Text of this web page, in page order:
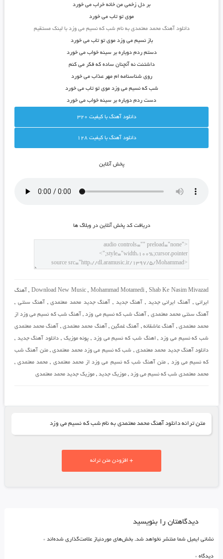
بر دل زخمی من خانه خراب می خورد
موی تو تاب می خورد
دانلود آهنگ محمد معتمدی به نام شب که نسیم می وزد با لینک مستقیم
باز نسیم می وزد موی تو تاب می خورد
دستم ردم دوباره بر سینه خواب می خورد
داشتنت نه آنچنان ساده که فکر می کنم
روی شناسنامه ام مهر عذاب می خورد
شب که نسیم می وزد موی تو تاب می خورد
دست ردم دوباره بر سینه خواب می خورد
دانلود آهنگ با کيفيت 320
دانلود آهنگ با کيفيت 128
پخش آنلاين
دريافت کد پخش آنلاين در وبلاگ ها
Download New Music, Mohammad Motamedi , Shab Ke Nasim Mivazad
, آهنگ
ایرانی, آهنگ ایرانی جدید , آهنگ جدید , آهنگ جدید محمد معتمدی, آهنگ سنتی ,
آهنگ سنتی محمد معتمدی , آهنگ شب که نسیم می وزد, آهنگ شب که نسیم می وزد از
محمد معتمدی , آهنگ عاشقانه, آهنگ غمگین, آهنگ محمد معتمدی, آهنگ محمد معتمدی
شب که نسیم می وزد,اهنگ شب که نسیم می وزد , پونه موزیک , دانلود آهنگ جدید ,
دانلود آهنگ جدید محمد معتمدی , شب که نسیم می وزد محمد معتمدی,متن آهنگ شب
که نسیم می وزد , متن آهنگ شب که نسیم می وزد از محمد معتمدی , محمد معتمدی,
محمد معتمدی شب که نسیم می وزد, موزیک جدید, موزیک جدید محمد معتمدی
متن ترانه دانلود آهنگ محمد معتمدی به نام شب که نسیم می وزد
+ افزودن متن ترانه
دیدگاهتان را بنویسید
نشانی ایمیل شما منتشر نخواهد شد. بخش‌های موردنیاز علامت‌گذاری شده‌اند *
دیدگاه *